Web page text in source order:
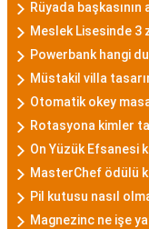
Rüyada
Meslek Lisesinde 3
Powerbank hangi
Müstakil villa
Otomatik okey
Rotasyona kimler
On Yüzük Efsanesi
MasterChef ödülü
Pil kutusu nasıl
Magnezinc ne işe